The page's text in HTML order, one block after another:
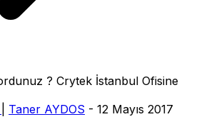
? Crytek İstanbul Ofisine
Taner AYDOS - 12 Mayıs 2017